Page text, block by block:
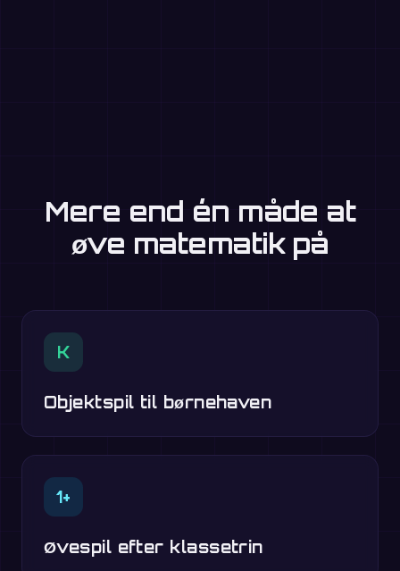
Mere end én måde at
øve matematik på
K
Objektspil til børnehaven
1+
Øvespil efter klassetrin